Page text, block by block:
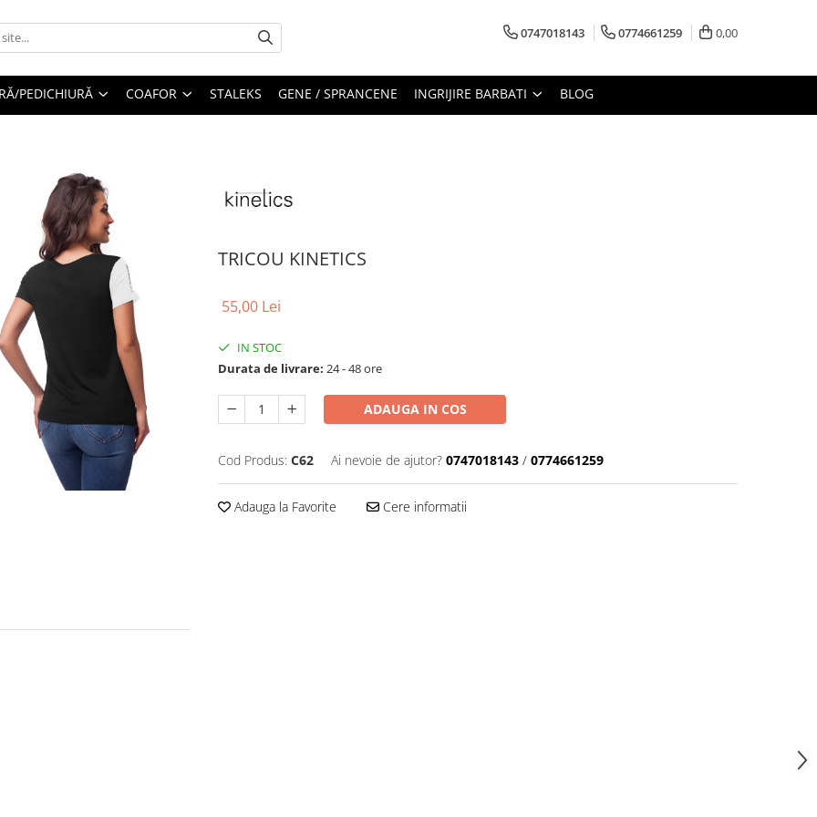
0747018143 0774661259 0,00
PEDICHIURĂ COAFOR STALEKS GENE / SPRANCENE INGRIJIRE BARBATI BLOG
TRICOU KINETICS
55,00 Lei
IN STOC
Durata de livrare: 24 - 48 ore
ADAUGA IN COS
Cod Produs: C62 Ai nevoie de ajutor? 0747018143 / 0774661259
Adauga la Favorite Cere informatii